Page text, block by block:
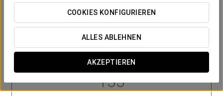
COOKIES KONFIGURIEREN
ALLES ABLEHNEN
AKZEPTIEREN
exklusive Serviceleistungen
Dank der breitenFensterwerden die Sierra del Aramo und die
symbolträchtige Kugel des Auditoriums zur Hintergrundkulisse,
und jedes Zimmer verbindet sich mit dem Rhythmus der Stadt.
HERAUSRAGENDE SERVICELEISTUNGEN